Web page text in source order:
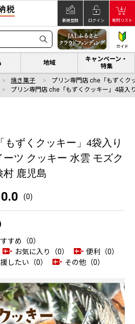
新規登録 ログイン 寄附リスト
ガイド
地域
キャンペーン・
特集
焼き菓子
プリン専門店 che「もずくク
プリン専門店 che「もずくクッキー」4袋入
もずくクッキー」4袋入り
ツ クッキー 水雲 モズク
村 鹿児島
0.0 (0)
すめ（0）
お気に入り（0）
便利（0）
したい（0） その他（0）